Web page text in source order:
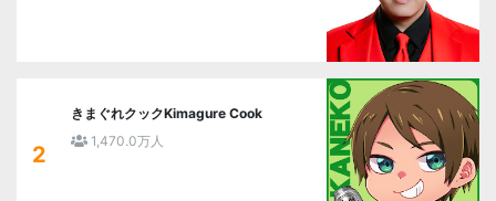
2
きまぐれクックKimagure Cook
1,470.0万人